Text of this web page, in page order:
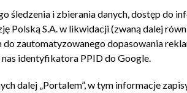
Biuro reklamy Kontakt
i zbierania danych, dostęp do
Polską S.A. w likwidacji (zwaną dalej
zautomatyzowanego dopasowania
identyfikatora PPID do Google.
dalej „Portalem”, w tym informacje